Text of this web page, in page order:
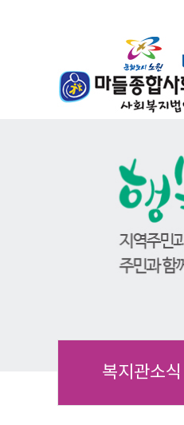
복지관소식